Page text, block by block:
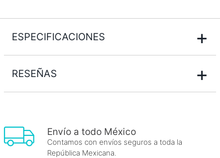
ESPECIFICACIONES +
RESEÑAS +
Envío a todo México
Contamos con envíos seguros a toda la
República Mexicana.